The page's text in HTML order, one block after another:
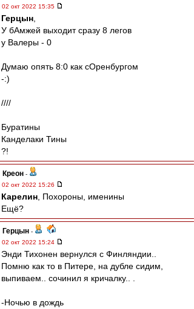
02 окт 2022 15:35
Герцын
У бАмжей выходит сразу 8 легов
у Валеры - 0
Думаю опять 8:0 как сОренбургом
-:)
////
Буратины
Канделаки Тины
?!
Креон -
02 окт 2022 15:26
Карелин , Похороны, именины
Ещё?
Герцын -
02 окт 2022 15:24
Энди Тихонен вернулся с Финляндии..
Помню как то в Питере, на дубле сидим,
выпиваем.. сочинил я кричалку.. .
-Ночью в дождь